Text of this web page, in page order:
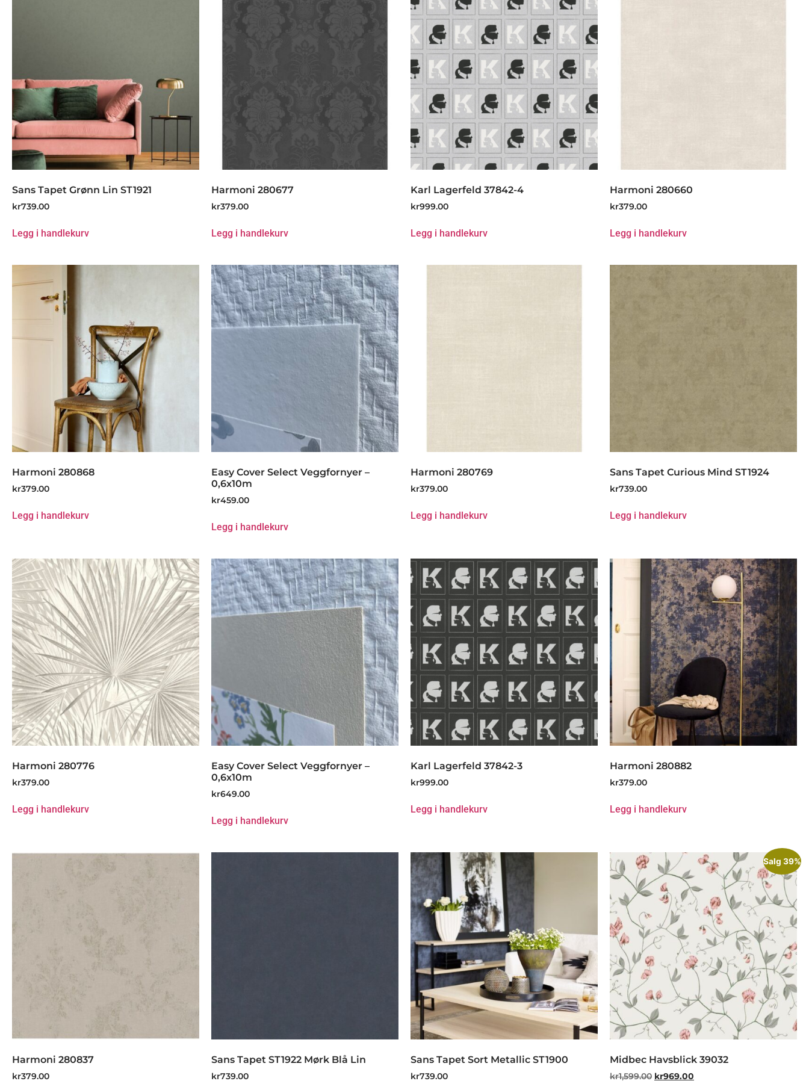
Sans Tapet Grønn Lin ST1921
kr739.00
Legg i handlekurv
Harmoni 280677
kr379.00
Legg i handlekurv
Karl Lagerfeld 37842-4
kr999.00
Legg i handlekurv
Harmoni 280660
kr379.00
Legg i handlekurv
Harmoni 280868
kr379.00
Legg i handlekurv
Easy Cover Select Veggfornyer –
0,6x10m
kr459.00
Legg i handlekurv
Harmoni 280769
kr379.00
Legg i handlekurv
Sans Tapet Curious Mind ST1924
kr739.00
Legg i handlekurv
Harmoni 280776
kr379.00
Legg i handlekurv
Easy Cover Select Veggfornyer –
0,6x10m
kr649.00
Legg i handlekurv
Karl Lagerfeld 37842-3
kr999.00
Legg i handlekurv
Harmoni 280882
kr379.00
Legg i handlekurv
Harmoni 280837
kr379.00
Sans Tapet ST1922 Mørk Blå Lin
kr739.00
Sans Tapet Sort Metallic ST1900
kr739.00
Salg 39%
Midbec Havsblick 39032
kr1,599.00 kr969.00